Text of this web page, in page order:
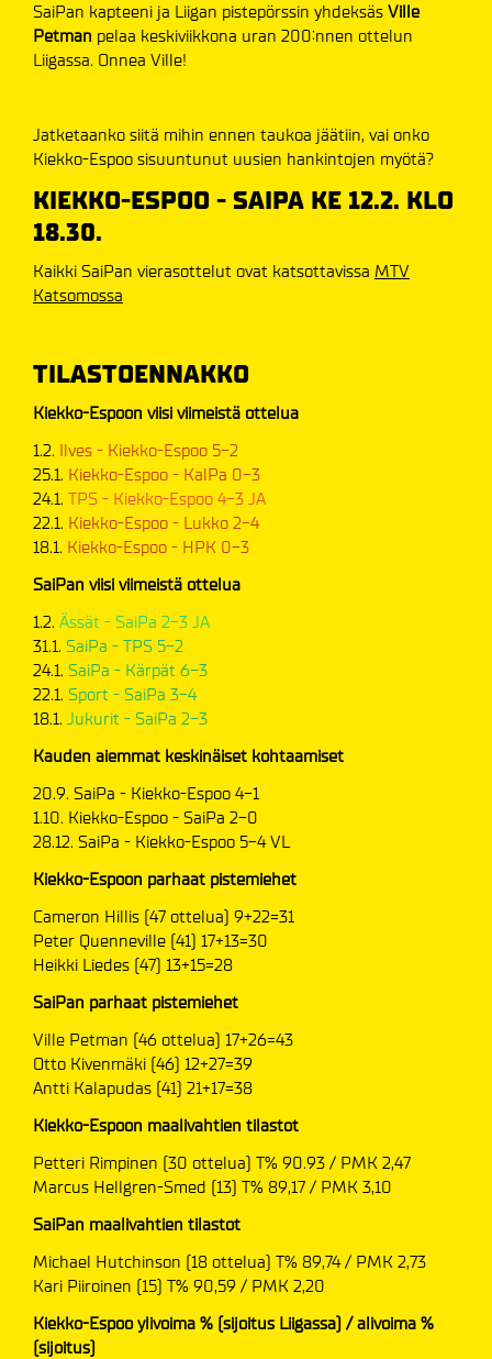
SaiPan kapteeni ja Liigan pistepörssin yhdeksäs Ville
Petman pelaa keskiviikkona uran 200:nnen ottelun
Liigassa. Onnea Ville!
Jatketaanko siitä mihin ennen taukoa jäätiin, vai onko
Kiekko-Espoo sisuuntunut uusien hankintojen myötä?
KIEKKO-ESPOO - SAIPA KE 12.2. KLO
18.30.
Kaikki SaiPan vierasottelut ovat katsottavissa MTV
Katsomossa
TILASTOENNAKKO
Kiekko-Espoon viisi viimeistä ottelua
1.2. Ilves - Kiekko-Espoo 5-2
25.1. Kiekko-Espoo - KalPa 0-3
24.1. TPS - Kiekko-Espoo 4-3 JA
22.1. Kiekko-Espoo - Lukko 2-4
18.1. Kiekko-Espoo - HPK 0-3
SaiPan viisi viimeistä ottelua
1.2. Ässät - SaiPa 2-3 JA
31.1. SaiPa - TPS 5-2
24.1. SaiPa - Kärpät 6-3
22.1. Sport - SaiPa 3-4
18.1. Jukurit - SaiPa 2-3
Kauden aiemmat keskinäiset kohtaamiset
20.9. SaiPa - Kiekko-Espoo 4-1
1.10. Kiekko-Espoo - SaiPa 2-0
28.12. SaiPa - Kiekko-Espoo 5-4 VL
Kiekko-Espoon parhaat pistemiehet
Cameron Hillis (47 ottelua) 9+22=31
Peter Quenneville (41) 17+13=30
Heikki Liedes (47) 13+15=28
SaiPan parhaat pistemiehet
Ville Petman (46 ottelua) 17+26=43
Otto Kivenmäki (46) 12+27=39
Antti Kalapudas (41) 21+17=38
Kiekko-Espoon maalivahtien tilastot
Petteri Rimpinen (30 ottelua) T% 90.93 / PMK 2,47
Marcus Hellgren-Smed (13) T% 89,17 / PMK 3,10
SaiPan maalivahtien tilastot
Michael Hutchinson (18 ottelua) T% 89,74 / PMK 2,73
Kari Piiroinen (15) T% 90,59 / PMK 2,20
Kiekko-Espoo ylivoima % (sijoitus Liigassa) / alivoima %
(sijoitus)